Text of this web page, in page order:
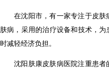
在沈阳市，有一家专注于皮
肤病，采用的治疗设备和技术，
时减轻经济负担。
沈阳肤康皮肤病医院注重患